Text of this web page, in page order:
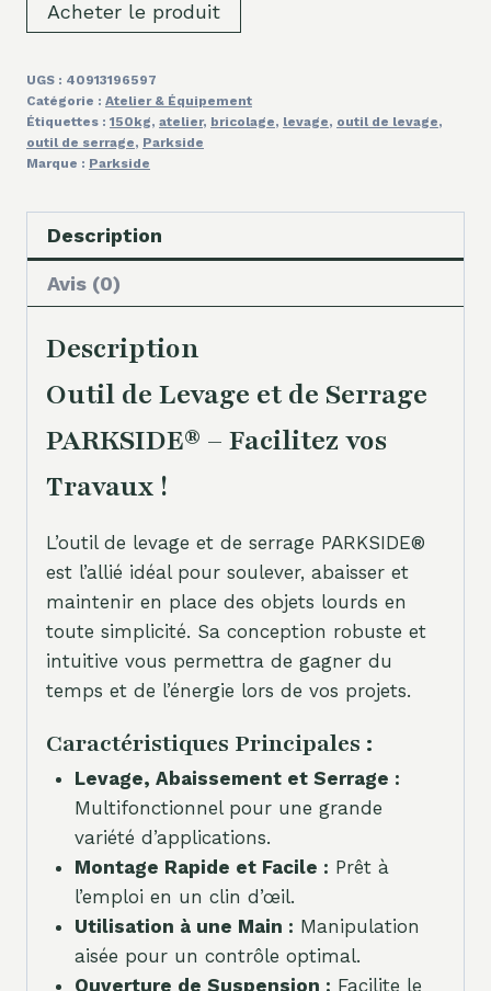
Acheter le produit
UGS : 40913196597
Catégorie : Atelier & Équipement
Étiquettes : 150kg, atelier, bricolage, levage, outil de levage,
outil de serrage, Parkside
Marque : Parkside
Description
Avis (0)
Description
Outil de Levage et de Serrage
PARKSIDE® – Facilitez vos
Travaux !
L’outil de levage et de serrage PARKSIDE®
est l’allié idéal pour soulever, abaisser et
maintenir en place des objets lourds en
toute simplicité. Sa conception robuste et
intuitive vous permettra de gagner du
temps et de l’énergie lors de vos projets.
Caractéristiques Principales :
Levage, Abaissement et Serrage :
Multifonctionnel pour une grande
variété d’applications.
Montage Rapide et Facile : Prêt à
l’emploi en un clin d’œil.
Utilisation à une Main : Manipulation
aisée pour un contrôle optimal.
Ouverture de Suspension : Facilite le